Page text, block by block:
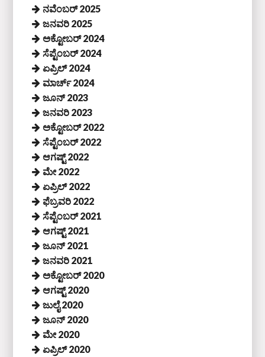
ನವೆಂಬರ್ 2025
ಜನವರಿ 2025
ಅಕ್ಟೋಬರ್ 2024
ಸೆಪ್ಟೆಂಬರ್ 2024
ಏಪ್ರಿಲ್ 2024
ಮಾರ್ಚ್ 2024
ಜೂನ್ 2023
ಜನವರಿ 2023
ಅಕ್ಟೋಬರ್ 2022
ಸೆಪ್ಟೆಂಬರ್ 2022
ಆಗಷ್ಟ್ 2022
ಮೇ 2022
ಏಪ್ರಿಲ್ 2022
ಫೆಬ್ರವರಿ 2022
ಸೆಪ್ಟೆಂಬರ್ 2021
ಆಗಷ್ಟ್ 2021
ಜೂನ್ 2021
ಜನವರಿ 2021
ಅಕ್ಟೋಬರ್ 2020
ಆಗಷ್ಟ್ 2020
ಜುಲೈ 2020
ಜೂನ್ 2020
ಮೇ 2020
ಏಪ್ರಿಲ್ 2020